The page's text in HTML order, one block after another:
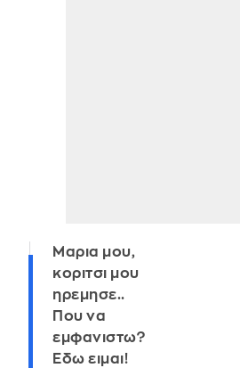
Μαρια μου,
κοριτσι μου
ηρεμησε..
Που να
εμφανιστω?
Εδω ειμαι!